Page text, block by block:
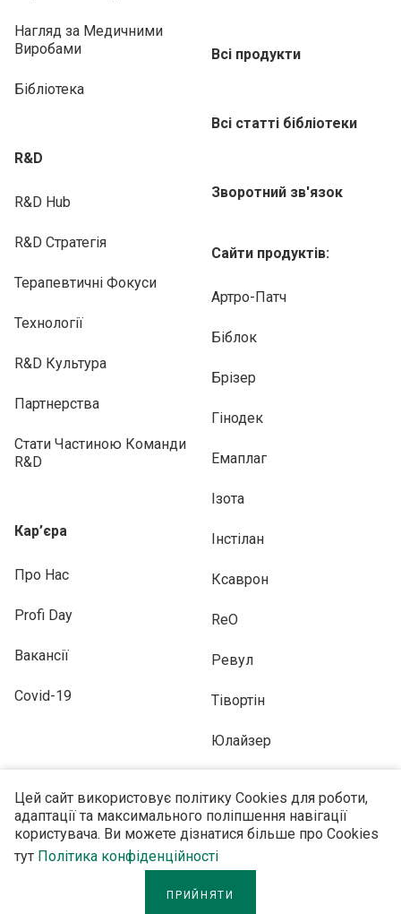
Цей сайт використовує політику Cookies для роботи,
адаптації та максимального поліпшення навігації
користувача. Ви можете дізнатися більше про Cookies
тут Політика конфіденційності
ПРИЙНЯТИ
Нагляд за Медичними
Виробами
Бібліотека
R&D
R&D Hub
R&D Стратегія
Терапевтичні Фокуси
Технології
R&D Культура
Партнерства
Стати Частиною Команди
R&D
Кар’єра
Про Нас
Profi Day
Вакансії
Covid-19
Всі продукти
Всі статті бібліотеки
Зворотний зв'язок
Сайти продуктів:
Артро-Патч
Біблок
Брізер
Гінодек
Емаплаг
Ізота
Інстілан
Ксаврон
ReO
Ревул
Тівортін
Юлайзер
ПІДПИСУЙТЕСЬ НА НАС